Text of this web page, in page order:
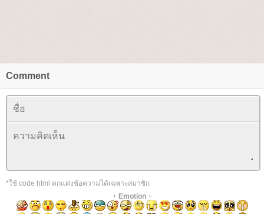
Comment
*ใช้ code html ตกแต่งข้อความได้เฉพาะสมาชิก
+ Emotion+